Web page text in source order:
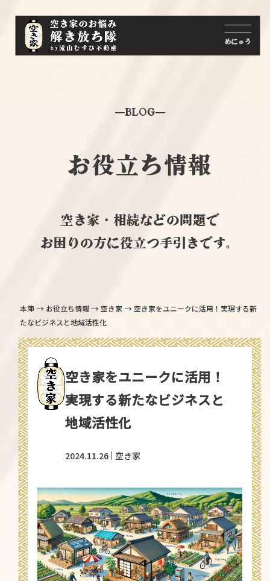
BLOG
お役立ち情報
空き家・相続などの問題で
お困りの方に役立つ手引きです。
本陣→ お役立ち情報→空き家→空き家をユニークに活用！実現する新
たなビジネスと地域活性化
空き家をユニークに活用！
実現する新たなビジネスと
地域活性化
2024.11.26 空き家